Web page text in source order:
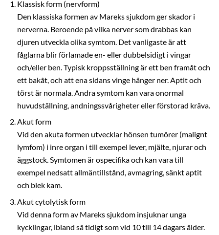
Klassisk form (nervform)
Den klassiska formen av Mareks sjukdom ger skador i
nerverna. Beroende på vilka nerver som drabbas kan
djuren utveckla olika symtom. Det vanligaste är att
fåglarna blir förlamade en- eller dubbelsidigt i vingar
och/eller ben. Typisk kroppsställning är ett ben framåt och
ett bakåt, och att ena sidans vinge hänger ner. Aptit och
törst är normala. Andra symtom kan vara onormal
huvudställning, andningssvårigheter eller förstorad kräva.
Akut form
Vid den akuta formen utvecklar hönsen tumörer (malignt
lymfom) i inre organ i till exempel lever, mjälte, njurar och
äggstock. Symtomen är ospecifika och kan vara till
exempel nedsatt allmäntillstånd, avmagring, sänkt aptit
och blek kam.
Akut cytolytisk form
Vid denna form av Mareks sjukdom insjuknar unga
kycklingar, ibland så tidigt som vid 10 till 14 dagars ålder.